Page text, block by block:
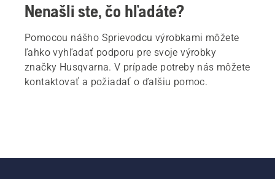
Nenašli ste, čo hľadáte?
Pomocou nášho Sprievodcu výrobkami môžete
ľahko vyhľadať podporu pre svoje výrobky
značky Husqvarna. V prípade potreby nás môžete
kontaktovať a požiadať o ďalšiu pomoc.